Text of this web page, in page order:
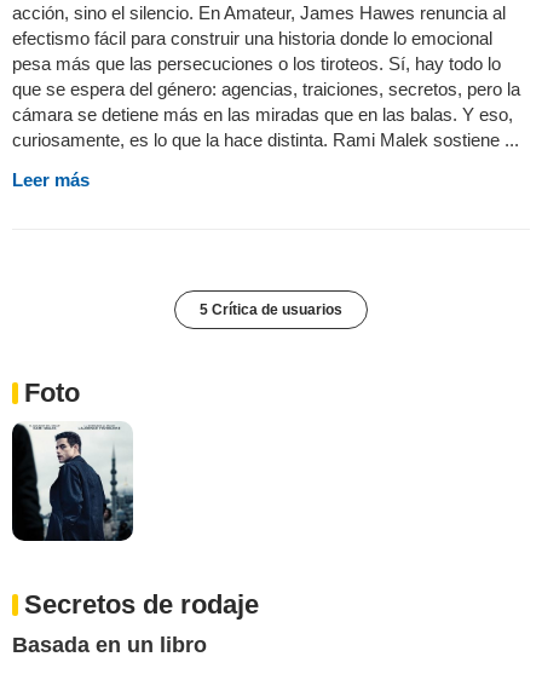
acción, sino el silencio. En Amateur, James Hawes renuncia al
efectismo fácil para construir una historia donde lo emocional
pesa más que las persecuciones o los tiroteos. Sí, hay todo lo
que se espera del género: agencias, traiciones, secretos, pero la
cámara se detiene más en las miradas que en las balas. Y eso,
curiosamente, es lo que la hace distinta. Rami Malek sostiene ...
Leer más
5 Crítica de usuarios
Foto
Secretos de rodaje
Basada en un libro